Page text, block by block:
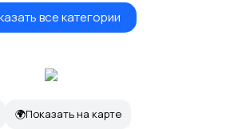
все категории
🌍Показать на карте